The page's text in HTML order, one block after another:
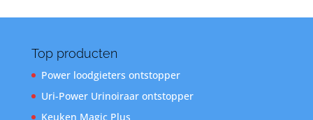
Top producten
Power loodgieters ontstopper
Uri-Power Urinoiraar ontstopper
Keuken Magic Plus